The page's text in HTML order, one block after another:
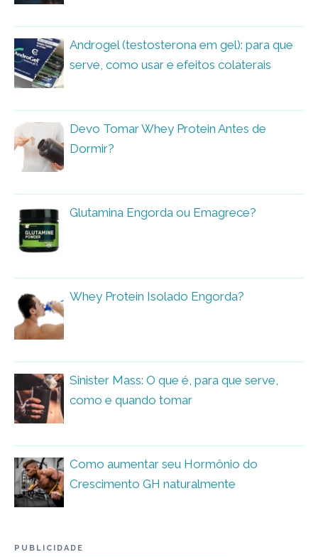
Androgel (testosterona em gel): para que
serve, como usar e efeitos colaterais
Devo Tomar Whey Protein Antes de
Dormir?
Glutamina Engorda ou Emagrece?
Whey Protein Isolado Engorda?
Sinister Mass: O que é, para que serve,
como e quando tomar
Como aumentar seu Hormônio do
Crescimento GH naturalmente
PUBLICIDADE